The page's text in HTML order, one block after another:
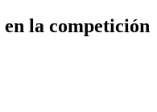
la competición